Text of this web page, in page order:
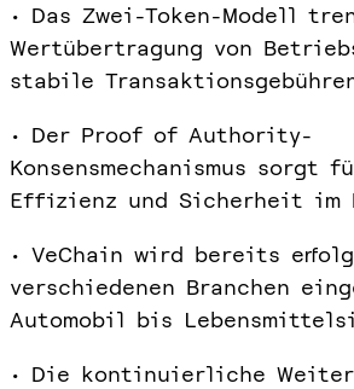
• Das Zwei-Token-Modell
Wertübertragung von
stabile
• Der Proof of Authority-
Konsensmechanismus sorgt
Effizienz und Sicherheit im
• VeChain wird bereits
verschiedenen Branchen
Automobil bis
• Die kontinuierliche